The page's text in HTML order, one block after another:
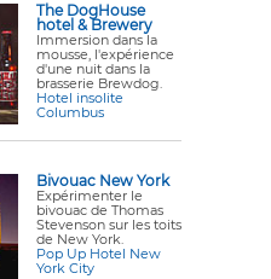
The DogHouse
hotel & Brewery
Immersion dans la
mousse, l'expérience
d'une nuit dans la
brasserie Brewdog.
Hotel insolite
Columbus
Bivouac New York
Expérimenter le
bivouac de Thomas
Stevenson sur les toits
de New York.
Pop Up Hotel New
York City